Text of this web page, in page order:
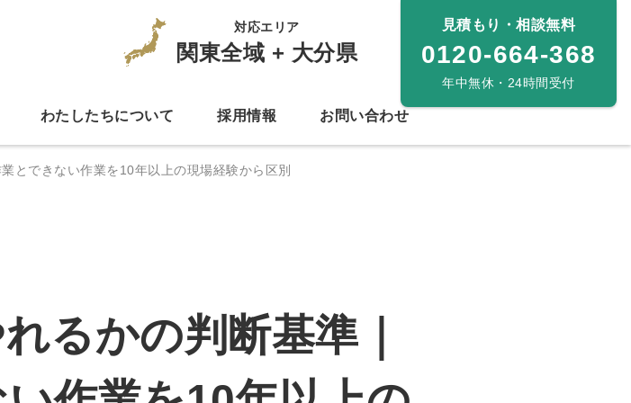
対応エリア
関東全域 + 大分県
見積もり・相談無料
0120-664-368
年中無休・24時間受付
わたしたちについて 採用情報 お問い合わせ
とできない作業を10年以上の現場経験から区別
るかの判断基準｜